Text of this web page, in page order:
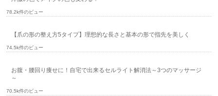
78.2k件のビュー
【爪の形の整え方5タイプ】理想的な長さと基本の形で指先を美しく
74.5k件のビュー
お腹・腰回り痩せに！自宅で出来るセルライト解消法～3つのマッサージ
～
70.5k件のビュー